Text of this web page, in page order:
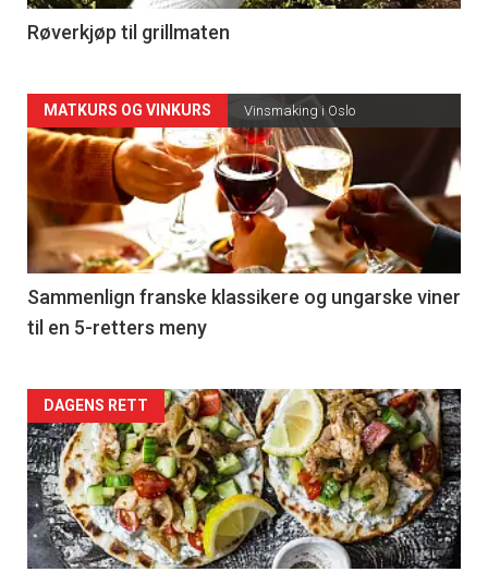
4
Røverkjøp til grillmaten
Forsiden
akkurat
nå
-
5
MATKURS OG VINKURS Vinsmaking i Oslo
Sammenlign franske klassikere og ungarske viner
til en 5-retters meny
Forsiden
akkurat
nå
-
DAGENS RETT